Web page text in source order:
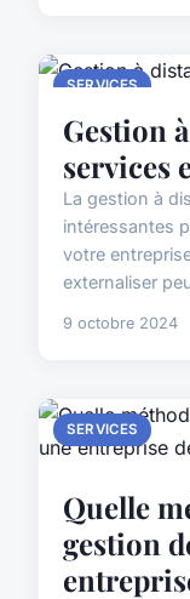
SERVICES
Gestion
services
La gestion à
intéressantes
votre
externaliser
9 octobre 2024
SERVICES
Quelle
gestion